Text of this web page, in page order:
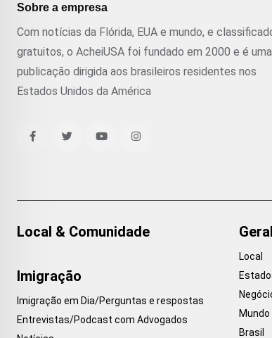
Sobre a empresa
Com notícias da Flórida, EUA e mundo, e
gratuitos, o AcheiUSA foi fundado em 2000 e é uma
publicação dirigida aos brasileiros residentes nos
Estados Unidos da América
Local & Comunidade
Imigração
Imigração em Dia/Perguntas e respostas
Entrevistas/Podcast com Advogados
Geral
Local
Mundo
Brasil